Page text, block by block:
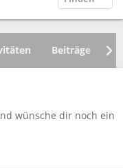
Beiträge
wünsche dir noch ein